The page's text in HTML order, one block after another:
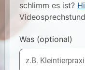
schlimm es ist?
Was (optional)